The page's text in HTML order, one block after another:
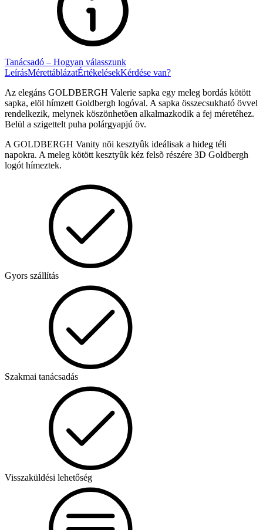
Tanácsadó – Hogyan válasszunk
LeírásMérettáblázatÉrtékelésekKérdése van?
Az elegáns GOLDBERGH Valerie sapka egy meleg bordás kötött
sapka, elöl hímzett Goldbergh logóval. A sapka összecsukható övvel
rendelkezik, melynek köszönhetõen alkalmazkodik a fej méretéhez.
Belül a szigettelt puha polárgyapjú öv.
A GOLDBERGH Vanity nõi kesztyûk ideálisak a hideg téli
napokra. A meleg kötött kesztyûk kéz felsõ részére 3D Goldbergh
logót hímeztek.
Gyors szállítás
Szakmai tanácsadás
Visszaküldési lehetőség